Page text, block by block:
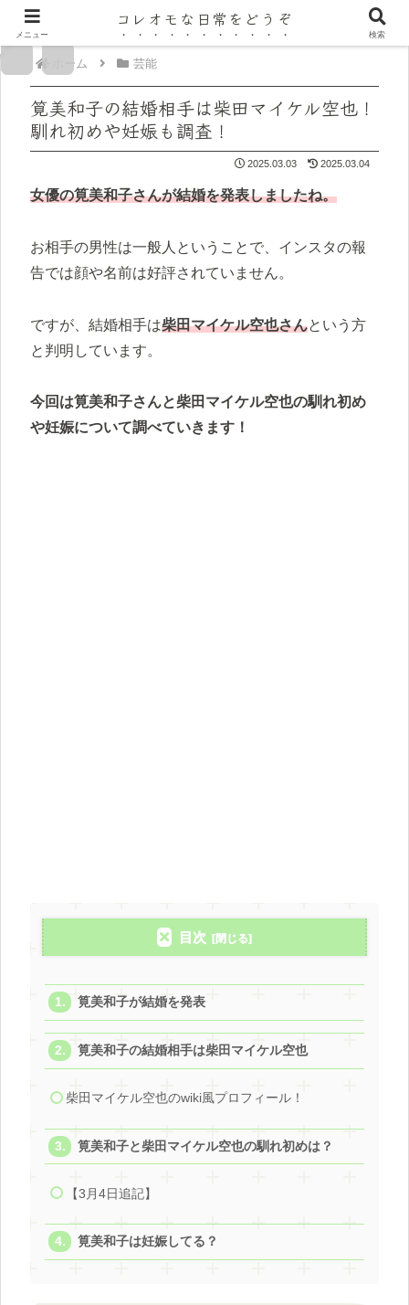
ホーム 芸能
筧美和子の結婚相手は柴田マイケル空也！
馴れ初めや妊娠も調査！
2025.03.03 2025.03.04
女優の筧美和子さんが結婚を発表しましたね。
お相手の男性は一般人ということで、インスタの報
告では顔や名前は好評されていません。
ですが、結婚相手は柴田マイケル空也さんという方
と判明しています。
今回は筧美和子さんと柴田マイケル空也の馴れ初め
や妊娠について調べていきます！
目次
筧美和子が結婚を発表
筧美和子の結婚相手は柴田マイケル空也
柴田マイケル空也のwiki風プロフィール！
筧美和子と柴田マイケル空也の馴れ初めは？
【3月4日追記】
筧美和子は妊娠してる？
メニュー
コレオモな日常をどうぞ
検索